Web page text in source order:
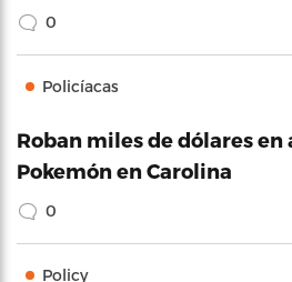
0
Policíacas
Roban miles de dólares
Pokemón en Carolina
0
Policy